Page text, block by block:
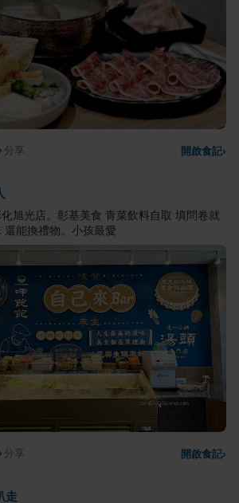
分享 開啟食記›
旭光店。彰基美食 青菜飲料自取 填問卷就
還能換禮物。小孩最愛
分享 開啟食記›
走